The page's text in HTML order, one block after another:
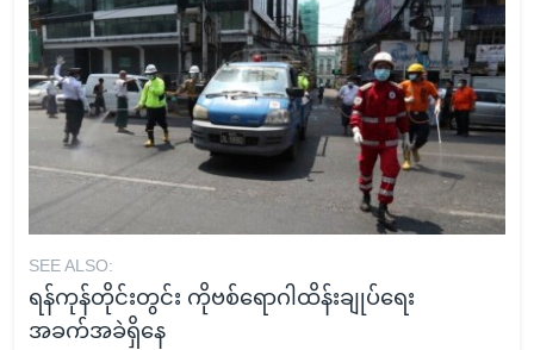
SEE ALSO:
ရန်ကုန်တိုင်းတွင်း ကိုဗစ်ရောဂါထိန်းချုပ်ရေး
အခက်အခဲရှိနေ